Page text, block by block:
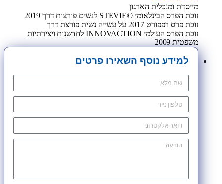
מייסדת ומנכלית הארגון
זוכת הפרס הבינלאומי ©STEVIE לנשים פורצות דרך 2019
זוכת פרס רפפורט 2017 על עשייה נשית פורצת דרך
זוכת הפרס העולמי INNOVACTION לחדשנות ויצירתיות
משפטית 2009
למידע נוסף השאירו פרטים